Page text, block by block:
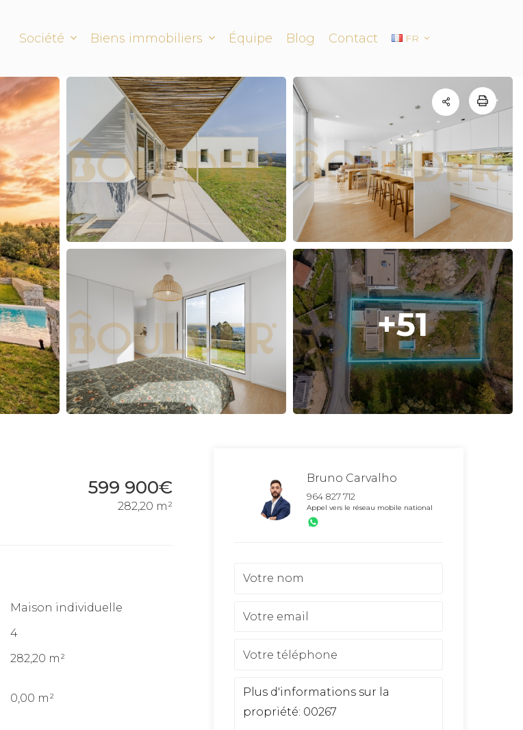
Société Biens immobiliers Équipe Blog Contact FR
+51
599 900€
282,20 m²
Maison individuelle
4
282,20 m²
0,00 m²
Bruno Carvalho
964 827 712
Appel vers le réseau mobile national